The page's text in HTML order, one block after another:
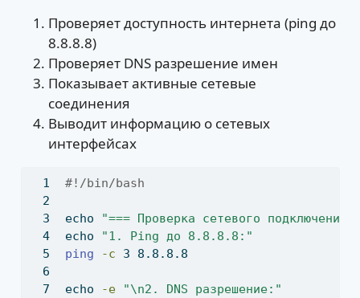
Проверяет доступность интернета (ping до
8.8.8.8)
Проверяет DNS разрешение имен
Показывает активные сетевые
соединения
Выводит информацию о сетевых
интерфейсах
#!/bin/bash
echo
"=== Проверка сетевого подключения
echo
"1. Ping до 8.8.8.8:"
ping
-c 3 8.8.8.8
echo -e
"\n2. DNS разрешение:"